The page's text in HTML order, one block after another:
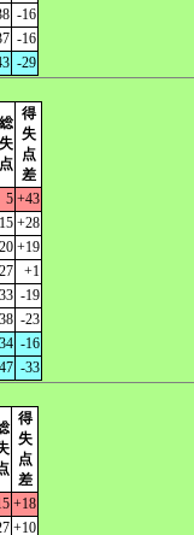
-16
-16
-29
総
失
点
得
失
点
差
5 +43
15 +28
20 +19
27
+1
33 -19
38 -23
34 -16
47 -33
得
失
点
差
+18
+10